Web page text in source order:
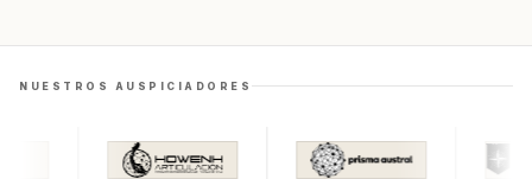
NUESTROS AUSPICIADORES